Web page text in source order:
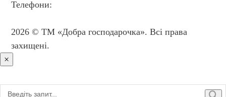
Телефони:
2026 © ТМ «Добра господарочка». Всі права
захищені.
×